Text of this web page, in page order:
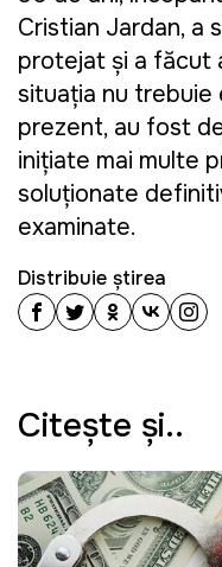
Cristian Jardan, a
protejat și a făcut
situația nu trebuie
prezent, au fost
inițiate mai multe
soluționate
examinate.
Distribuie știrea
Citeşte şi..